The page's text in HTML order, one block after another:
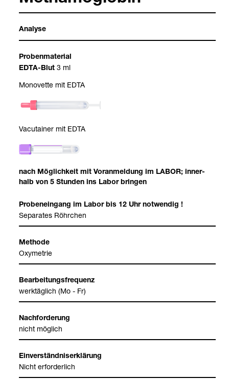
Ana­lyse
Pro­ben­ma­te­rial
EDTA-​Blut 3 ml
Mono­vette mit EDTA
Vacu­tai­ner mit EDTA
nach Mög­lich­keit mit Vor­anmel­dung im LABOR; inner­
halb von 5 Stun­den ins Labor brin­gen
Pro­ben­ein­gang im Labor bis 12 Uhr not­wen­dig !
Sepa­ra­tes Röhr­chen
Methode
Oxy­me­trie
Bear­bei­tungs­fre­quenz
werk­täg­lich (Mo - Fr)
Nach­for­de­rung
nicht mög­lich
Ein­ver­ständ­nis­er­klä­rung
Nicht erfor­der­lich